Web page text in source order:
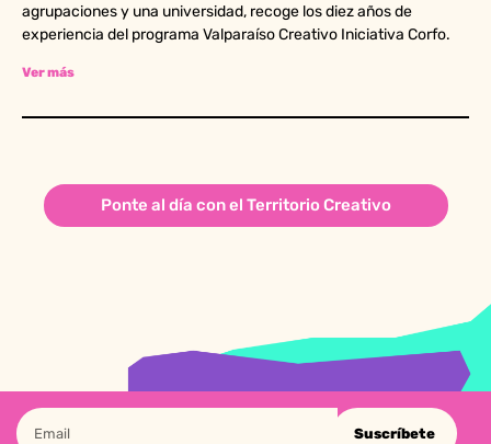
agrupaciones y una universidad, recoge los diez años de
experiencia del programa Valparaíso Creativo Iniciativa Corfo.
Ver más
Ponte al día con el Territorio Creativo
Suscríbete